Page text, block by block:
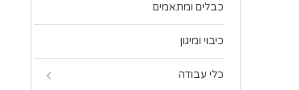
כבלים ומתאמים
כיבוי ומיגון
כלי עבודה